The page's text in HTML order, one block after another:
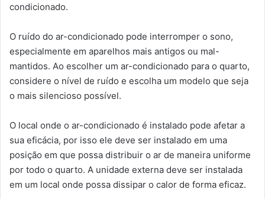
condicionado.
O ruído do ar-condicionado pode interromper o sono,
especialmente em aparelhos mais antigos ou mal-
mantidos. Ao escolher um ar-condicionado para o quarto,
considere o nível de ruído e escolha um modelo que seja
o mais silencioso possível.
O local onde o ar-condicionado é instalado pode afetar a
sua eficácia, por isso ele deve ser instalado em uma
posição em que possa distribuir o ar de maneira uniforme
por todo o quarto. A unidade externa deve ser instalada
em um local onde possa dissipar o calor de forma eficaz.